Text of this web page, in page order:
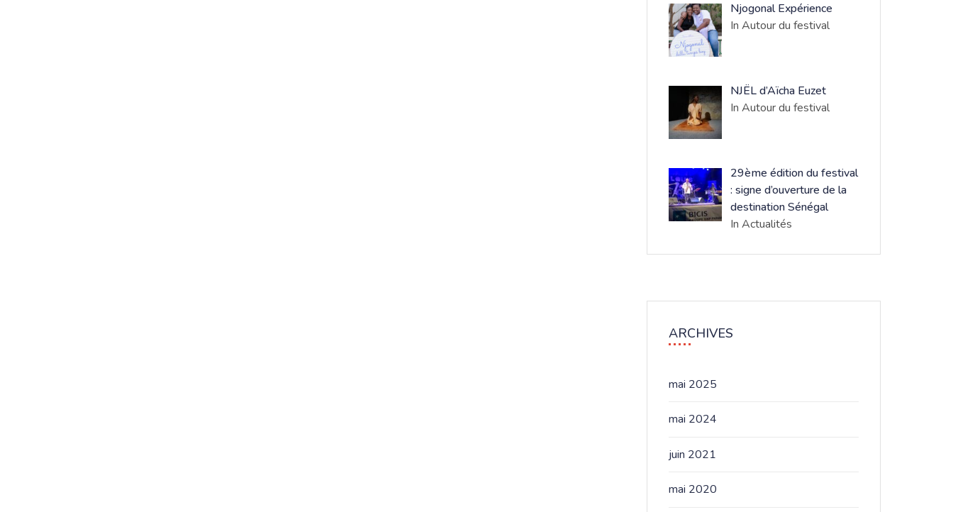
Njogonal Expérience
In Autour du festival
NJËL d’Aïcha Euzet
In Autour du festival
​29ème édition du festival
: signe d’ouverture de la
destination Sénégal
In Actualités
ARCHIVES
mai 2025
mai 2024
juin 2021
mai 2020